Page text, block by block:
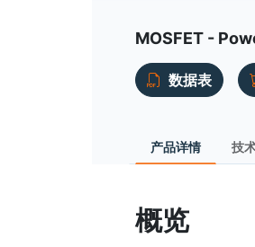
MOSFET -
数据表
产品详情 技
概览